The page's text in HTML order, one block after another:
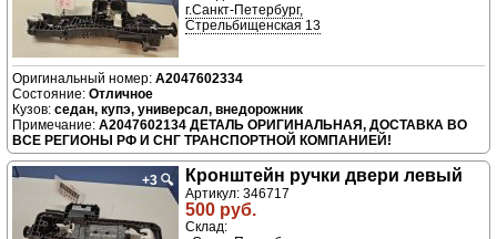
г.Санкт-Петербург,
Стрельбищенская 13
A2047602334
Отличное
седан, купэ, универсал, внедорожник
A2047602134 ДЕТАЛЬ ОРИГИНАЛЬНАЯ, ДОСТАВКА ВО
ВСЕ РЕГИОНЫ РФ И СНГ ТРАНСПОРТНОЙ КОМПАНИЕЙ!
+3 🔍 Кронштейн ручки двери левый
Артикул: 346717
500 руб.
Склад: